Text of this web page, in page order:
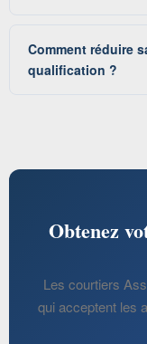
Comment réduire
qualification ?
Obtenez
Les courtiers
qui acceptent les